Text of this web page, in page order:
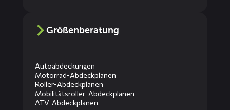
Größenberatung
Autoabdeckungen
Motorrad-Abdeckplanen
Roller-Abdeckplanen
Mobilitätsroller-Abdeckplanen
ATV-Abdeckplanen